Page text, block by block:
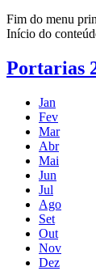
Fim do menu
Início do
Portarias
Jan
Fev
Mar
Abr
Mai
Jun
Jul
Ago
Set
Out
Nov
Dez